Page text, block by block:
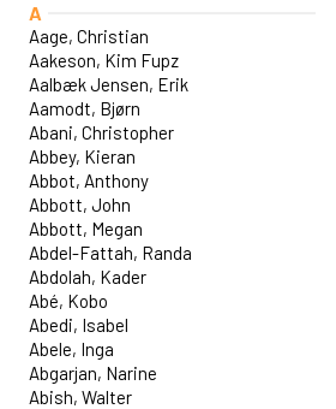
A
Aage, Christian
Aakeson, Kim Fupz
Aalbæk Jensen, Erik
Aamodt, Bjørn
Abani, Christopher
Abbey, Kieran
Abbot, Anthony
Abbott, John
Abbott, Megan
Abdel-Fattah, Randa
Abdolah, Kader
Abé, Kobo
Abedi, Isabel
Abele, Inga
Abgarjan, Narine
Abish, Walter